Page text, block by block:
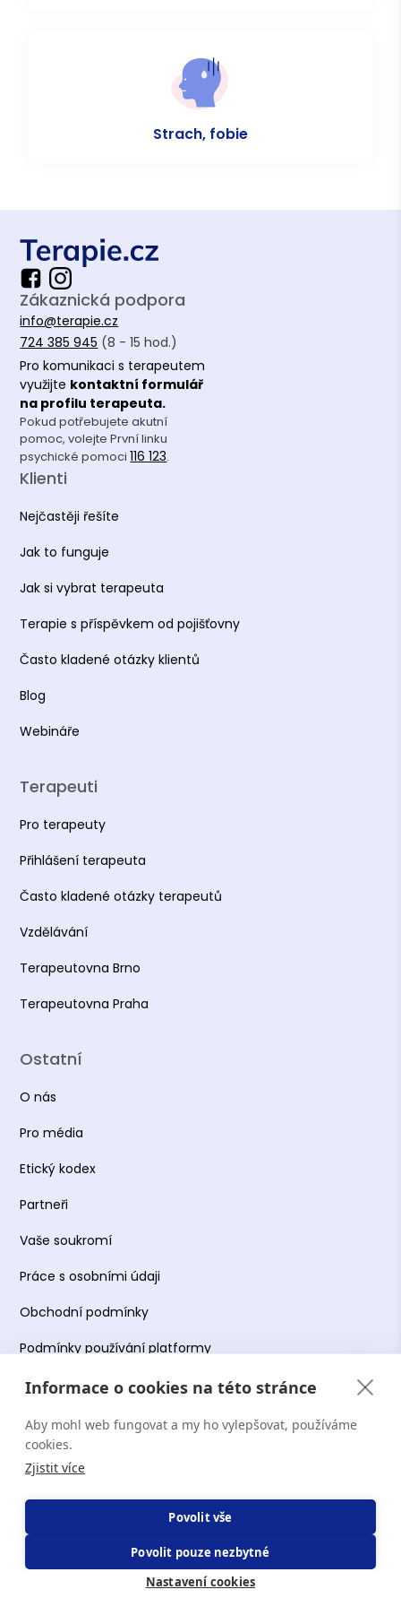
Informace o cookies na této stránce
Aby mohl web fungovat a my ho vylepšovat, používáme
cookies.
Zjistit více
Povolit vše
Povolit pouze nezbytné
Nastavení cookies
Strach, fobie
Zákaznická podpora
info@terapie.cz
724 385 945 (8 - 15 hod.)
Pro komunikaci s terapeutem
využijte kontaktní formulář
na profilu terapeuta.
Pokud potřebujete akutní
pomoc, volejte První linku
psychické pomoci116 123.
Klienti
Nejčastěji řešíte
Jak to funguje
Jak si vybrat terapeuta
Terapie s příspěvkem od pojišťovny
Často kladené otázky klientů
Blog
Webináře
Terapeuti
Pro terapeuty
Přihlášení terapeuta
Často kladené otázky terapeutů
Vzdělávání
Terapeutovna Brno
Terapeutovna Praha
Ostatní
O nás
Pro média
Etický kodex
Partneři
Vaše soukromí
Práce s osobními údaji
Obchodní podmínky
Podmínky používání platformy
Copyright Terapie CZ s.r.o. 2026. Všechna práva
vyhrazena. Web provozuje Terapie CZ s.r.o. IČO: